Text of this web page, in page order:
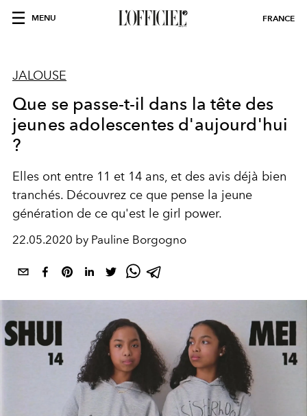
MENU FRANCE
JALOUSE
Que se passe-t-il dans la tête des
jeunes adolescentes d'aujourd'hui
?
Elles ont entre 11 et 14 ans, et des avis déjà bien
tranchés. Découvrez ce que pense la jeune
génération de ce qu'est le girl power.
22.05.2020 by Pauline Borgogno